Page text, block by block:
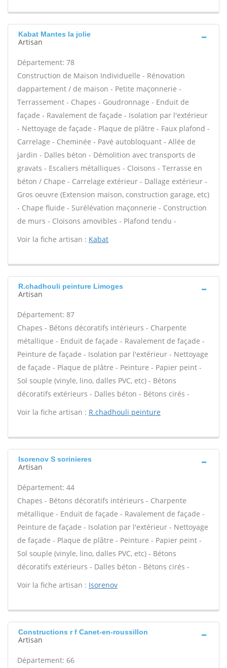
Kabat Mantes la jolie
Artisan
Département: 78
Construction de Maison Individuelle - Rénovation
dappartement / de maison - Petite maçonnerie -
Terrassement - Chapes - Goudronnage - Enduit de
façade - Ravalement de façade - Isolation par l'extérieur
- Nettoyage de façade - Plaque de plâtre - Faux plafond -
Carrelage - Cheminée - Pavé autobloquant - Allée de
jardin - Dalles béton - Démolition avec transports de
gravats - Escaliers métalliques - Cloisons - Terrasse en
béton / Chape - Carrelage extérieur - Dallage extérieur -
Gros oeuvre (Extension maison, construction garage, etc)
- Chape fluide - Surélévation maçonnerie - Construction
de murs - Cloisons amovibles - Plafond tendu -
Voir la fiche artisan : Kabat
R.chadhouli peinture Limoges
Artisan
Département: 87
Chapes - Bétons décoratifs intérieurs - Charpente
métallique - Enduit de façade - Ravalement de façade -
Peinture de façade - Isolation par l'extérieur - Nettoyage
de façade - Plaque de plâtre - Peinture - Papier peint -
Sol souple (vinyle, lino, dalles PVC, etc) - Bétons
décoratifs extérieurs - Dalles béton - Bétons cirés -
Voir la fiche artisan : R.chadhouli peinture
Isorenov S sorinieres
Artisan
Département: 44
Chapes - Bétons décoratifs intérieurs - Charpente
métallique - Enduit de façade - Ravalement de façade -
Peinture de façade - Isolation par l'extérieur - Nettoyage
de façade - Plaque de plâtre - Peinture - Papier peint -
Sol souple (vinyle, lino, dalles PVC, etc) - Bétons
décoratifs extérieurs - Dalles béton - Bétons cirés -
Voir la fiche artisan : Isorenov
Constructions r f Canet-en-roussillon
Artisan
Département: 66